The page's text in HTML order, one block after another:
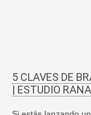
5 CLAVES DE
| ESTUDIO RANA